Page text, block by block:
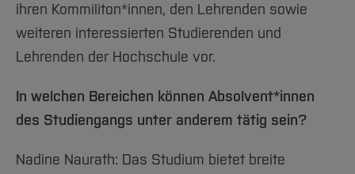
ihren Kommiliton*innen, den Lehrenden sowie
weiteren interessierten Studierenden und
Lehrenden der Hochschule vor.
In welchen Bereichen können Absolvent*innen
des Studiengangs unter anderem tätig sein?
Nadine Naurath: Das Studium bietet breite